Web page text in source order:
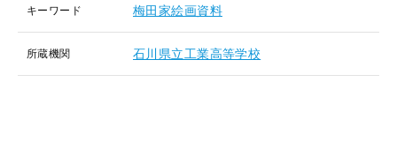
キーワード 梅田家絵画資料
所蔵機関 石川県立工業高等学校